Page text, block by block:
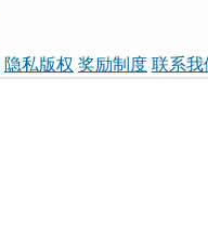
隐私版权 奖励制度 联系我